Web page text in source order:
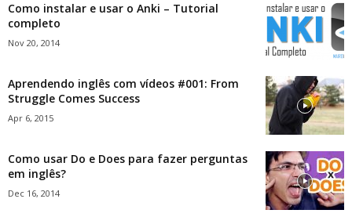
Como instalar e usar o Anki – Tutorial
completo
Nov 20, 2014
Aprendendo inglês com vídeos #001: From
Struggle Comes Success
Apr 6, 2015
Como usar Do e Does para fazer perguntas
em inglês?
Dec 16, 2014